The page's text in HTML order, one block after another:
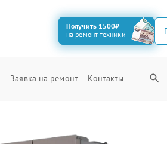
Получить 1500₽
на ремонт техники
Заявка на ремонт Контакты